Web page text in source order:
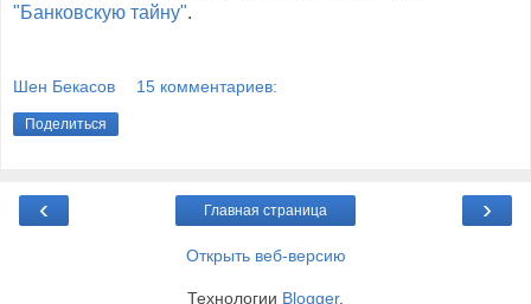
"Банковскую тайну".
Шен Бекасов 15 комментариев:
Поделиться
‹ ›
Главная страница
Открыть веб-версию
Технологии Blogger.